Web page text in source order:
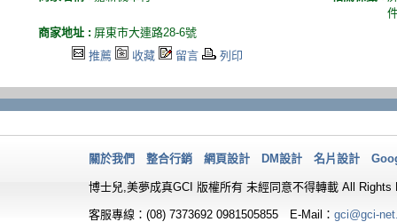
商家地址 : 屏東市大連路28-6號
推薦
收藏 留言 列印
關於我們 整合行銷 網頁設計 DM設計 名片設計
博士兒,美夢成真GCI 版權所有 未經同意不得轉載 All Rights
客服專線：(08) 7373692 0981505855 E-Mail： gci@gci-